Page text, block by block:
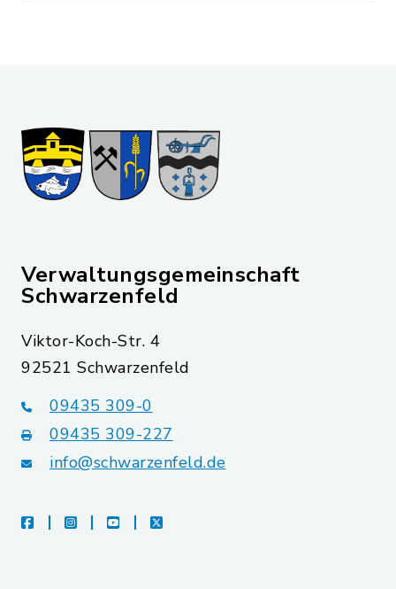
Verwaltungsgemeinschaft
Schwarzenfeld
Viktor-Koch-Str. 4
92521 Schwarzenfeld
09435 309-0
09435 309-227
info@schwarzenfeld.de
facebookinstagramyoutubeX